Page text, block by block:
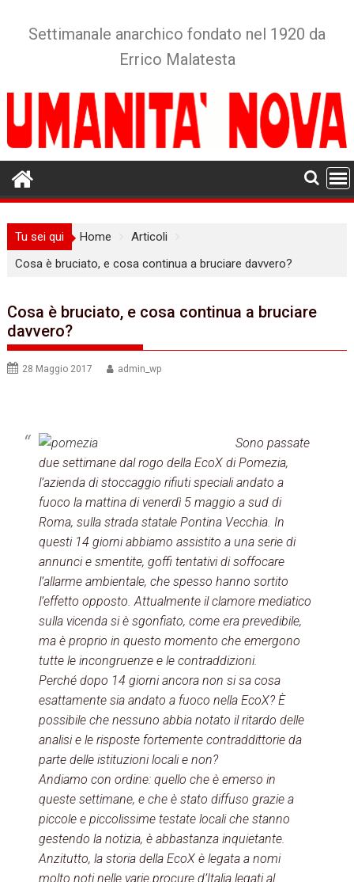
Settimanale anarchico fondato nel 1920 da
Errico Malatesta
Tu sei qui Home
Articoli
Cosa è bruciato, e cosa continua a bruciare davvero?
Cosa è bruciato, e cosa continua a bruciare
davvero?
28 Maggio 2017 admin_wp
Sono passate
due settimane dal rogo della EcoX di Pomezia,
l’azienda di stoccaggio rifiuti speciali andato a
fuoco la mattina di venerdì 5 maggio a sud di
Roma, sulla strada statale Pontina Vecchia. In
questi 14 giorni abbiamo assistito a una serie di
annunci e smentite, goffi tentativi di soffocare
l’allarme ambientale, che spesso hanno sortito
l’effetto opposto. Attualmente il clamore mediatico
sulla vicenda si è sgonfiato, come era prevedibile,
ma è proprio in questo momento che emergono
tutte le incongruenze e le contraddizioni.
Perché dopo 14 giorni ancora non si sa cosa
esattamente sia andato a fuoco nella EcoX? È
possibile che nessuno abbia notato il ritardo delle
analisi e le risposte fortemente contraddittorie da
parte delle istituzioni locali e non?
Andiamo con ordine: quello che è emerso in
queste settimane, e che è stato diffuso grazie a
piccole e piccolissime testate locali che stanno
gestendo la notizia, è abbastanza inquietante.
Anzitutto, la storia della EcoX è legata a nomi
molto noti nelle varie procure d’Italia legati al